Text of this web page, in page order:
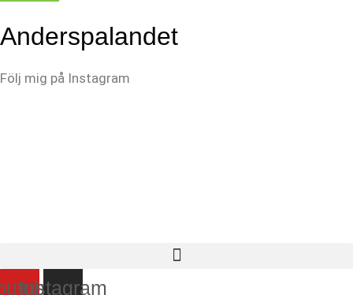
Anderspalandet
Följ mig på Instagram
Instagram